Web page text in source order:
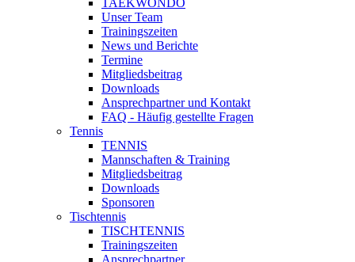
TAEKWONDO
Unser Team
Trainingszeiten
News und Berichte
Termine
Mitgliedsbeitrag
Downloads
Ansprechpartner und Kontakt
FAQ - Häufig gestellte Fragen
Tennis
TENNIS
Mannschaften & Training
Mitgliedsbeitrag
Downloads
Sponsoren
Tischtennis
TISCHTENNIS
Trainingszeiten
Ansprechpartner